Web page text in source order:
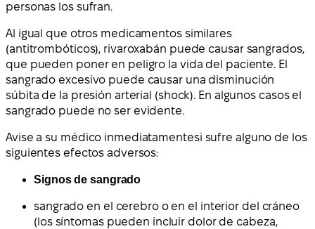
personas los sufran.
Al igual que otros medicamentos similares
(antitrombóticos), rivaroxabán puede causar sangrados,
que pueden poner en peligro la vida del paciente. El
sangrado excesivo puede causar una disminución
súbita de la presión arterial (shock). En algunos casos el
sangrado puede no ser evidente.
Avise a su médico inmediatamentesi sufre alguno de los
siguientes efectos adversos:
Signos de sangrado
sangrado en el cerebro o en el interior del cráneo
(los síntomas pueden incluir dolor de cabeza,